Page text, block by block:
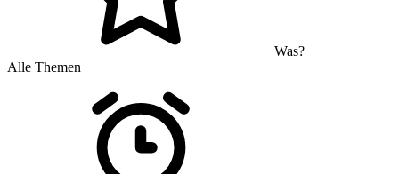
Was?
Alle Themen